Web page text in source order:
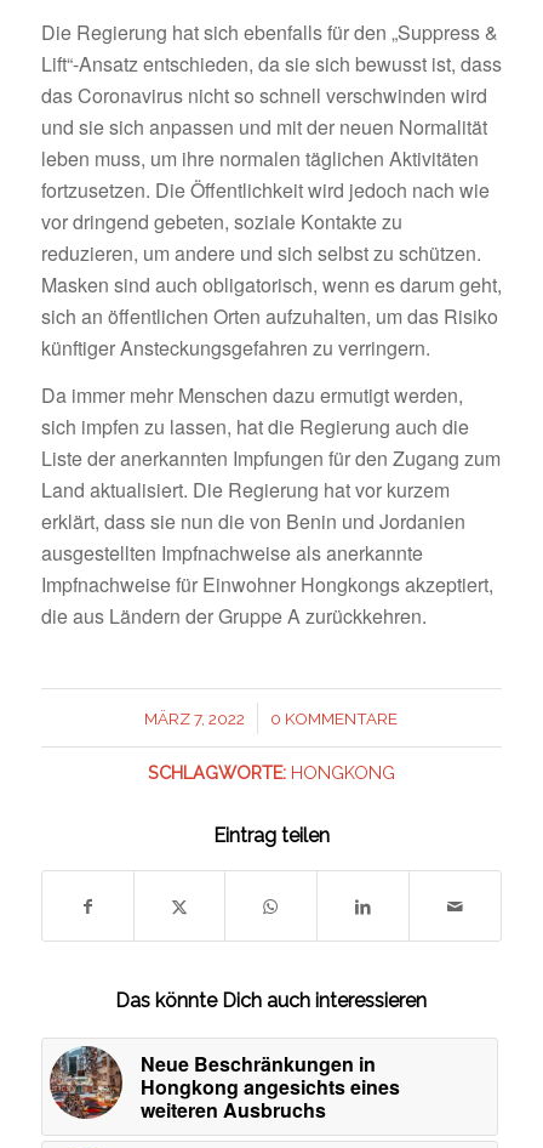
Die Regierung hat sich ebenfalls für den „Suppress &
Lift“-Ansatz entschieden, da sie sich bewusst ist, dass
das Coronavirus nicht so schnell verschwinden wird
und sie sich anpassen und mit der neuen Normalität
leben muss, um ihre normalen täglichen Aktivitäten
fortzusetzen. Die Öffentlichkeit wird jedoch nach wie
vor dringend gebeten, soziale Kontakte zu
reduzieren, um andere und sich selbst zu schützen.
Masken sind auch obligatorisch, wenn es darum geht,
sich an öffentlichen Orten aufzuhalten, um das Risiko
künftiger Ansteckungsgefahren zu verringern.
Da immer mehr Menschen dazu ermutigt werden,
sich impfen zu lassen, hat die Regierung auch die
Liste der anerkannten Impfungen für den Zugang zum
Land aktualisiert. Die Regierung hat vor kurzem
erklärt, dass sie nun die von Benin und Jordanien
ausgestellten Impfnachweise als anerkannte
Impfnachweise für Einwohner Hongkongs akzeptiert,
die aus Ländern der Gruppe A zurückkehren.
MÄRZ 7, 2022
/ 0 KOMMENTARE
SCHLAGWORTE: HONGKONG
Eintrag teilen
Das könnte Dich auch interessieren
Neue Beschränkungen in
Hongkong angesichts eines
weiteren Ausbruchs